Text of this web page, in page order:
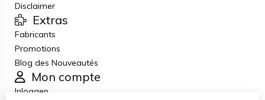
Disclaimer
Extras
Fabricants
Promotions
Blog des Nouveautés
Mon compte
Inloggen